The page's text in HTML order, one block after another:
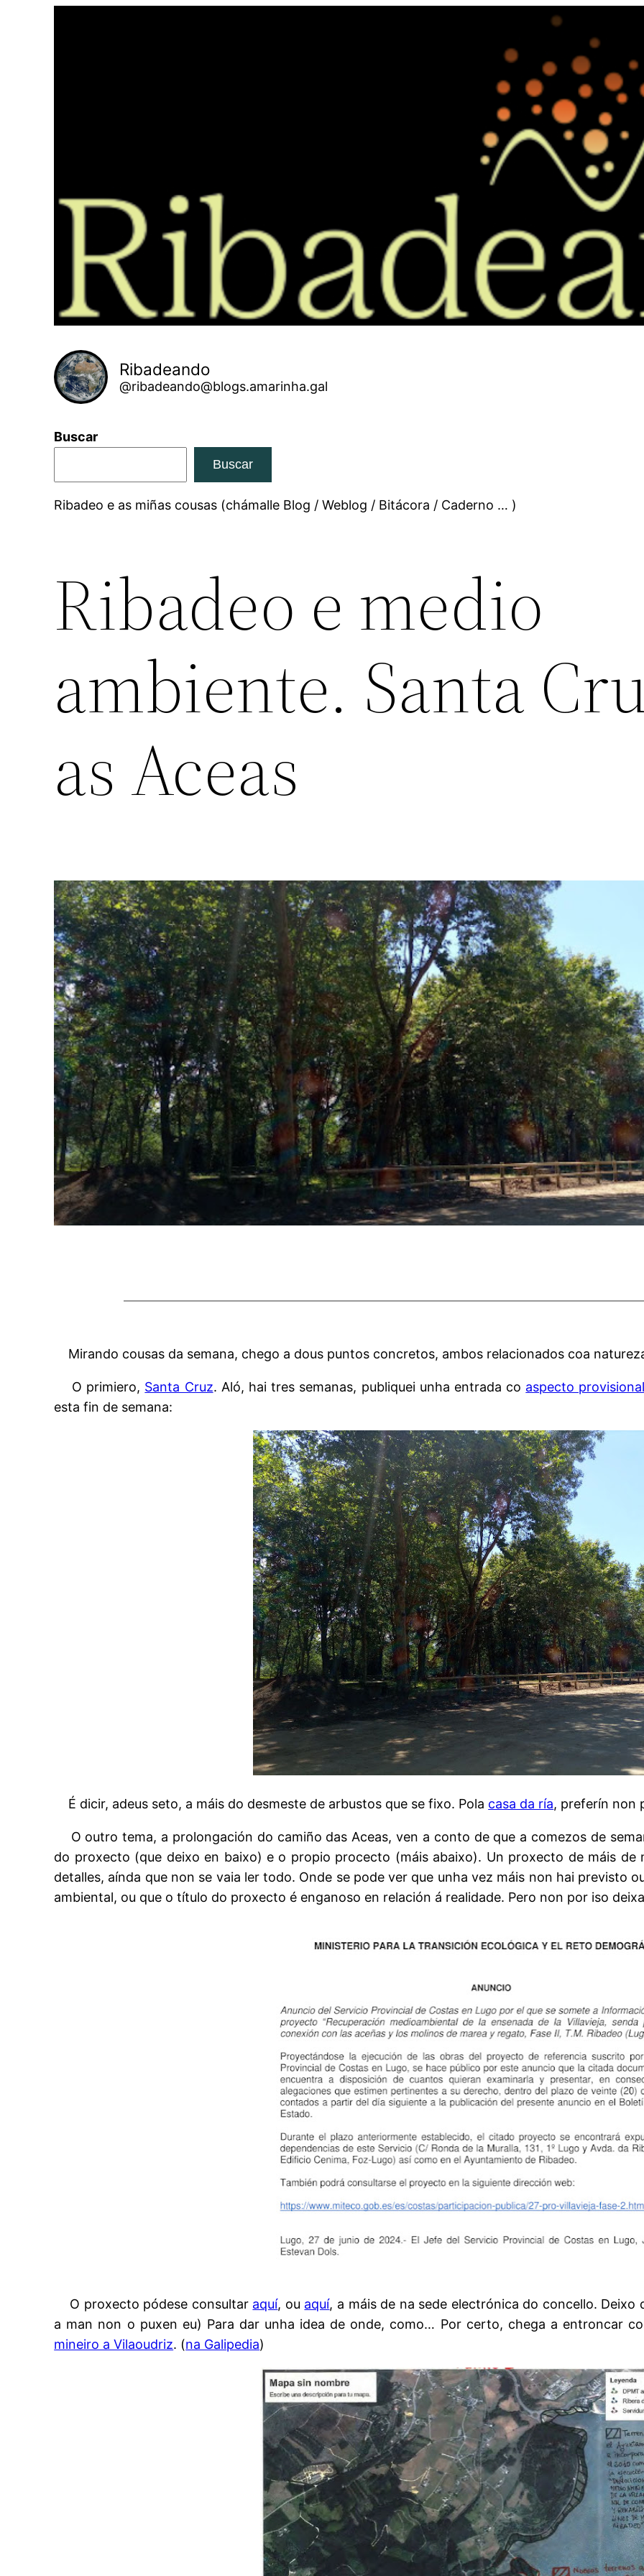
Ribadeando
@ribadeando@blogs.amarinha.gal
Buscar
Buscar
Ribadeo e as miñas cousas (chámalle Blog / Weblog / Bitácora / Caderno … )
Ribadeo e medio
ambiente. Santa
as Aceas
Mirando cousas da semana, chego a dous puntos concretos, ambos relacionados coa
O primiero, Santa Cruz. Aló, hai tres semanas, publiquei unha entrada co aspecto
esta fin de semana:
É dicir, adeus seto, a máis do desmeste de arbustos que se fixo. Pola casa da ría, preferín non
O outro tema, a prolongación do camiño das Aceas, ven a conto de que a comezos de
do proxecto (que deixo en baixo) e o propio procecto (máis abaixo). Un proxecto de máis de
detalles, aínda que non se vaia ler todo. Onde se pode ver que unha vez máis non hai previsto
ambiental, ou que o título do proxecto é enganoso en relación á realidade. Pero non por iso
O proxecto pódese consultar aquí, ou aquí, a máis de na sede electrónica do concello.
a man non o puxen eu) Para dar unha idea de onde, como… Por certo, chega a entroncar
mineiro a Vilaoudriz. (na Galipedia)